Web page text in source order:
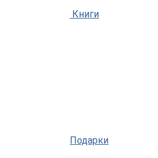
Книги
Подарки